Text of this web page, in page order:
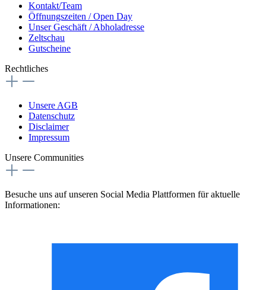
Kontakt/Team
Öffnungszeiten / Open Day
Unser Geschäft / Abholadresse
Zeltschau
Gutscheine
Rechtliches
Unsere AGB
Datenschutz
Disclaimer
Impressum
Unsere Communities
Besuche uns auf unseren Social Media Plattformen für aktuelle
Informationen: